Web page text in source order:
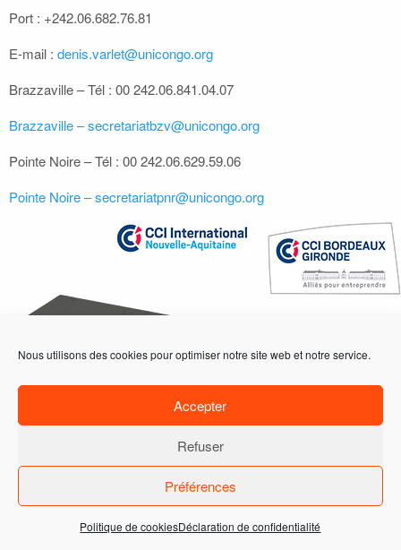
Nous utilisons des cookies pour optimiser notre site web et notre service.
Accepter
Refuser
Préférences
Politique de cookiesDéclaration de confidentialité
Port : +242.06.682.76.81
E-mail : denis.varlet@unicongo.org
Brazzaville – Tél : 00 242.06.841.04.07
Brazzaville – secretariatbzv@unicongo.org
Pointe Noire – Tél : 00 242.06.629.59.06
Pointe Noire – secretariatpnr@unicongo.org
ACCUEIL
ACTIONS
PROGRAMME
DEMANDE D'INFORMATIONS
ADHÉRER
17, PLACE DE LA BOURSE 33076 BORDEAUX CEDEX | TÉL. +33 (0)6 32 26 89 81 |